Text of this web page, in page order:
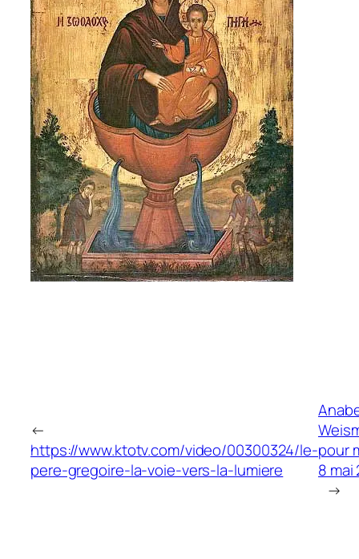
←
https://www.ktotv.com/video/00300324/le-
pere-gregoire-la-voie-vers-la-lumiere
pour
8 mai
→